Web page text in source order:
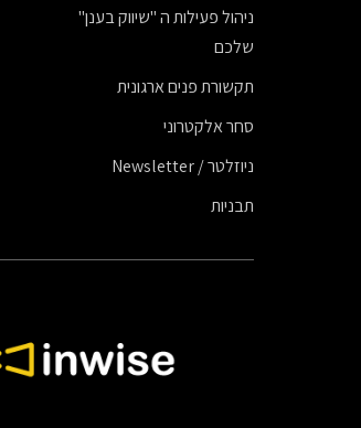
ניהול פעילות ה "שיווק בענן"
שלכם
תקשורת פנים ארגונית
סחר אלקטרוני
ניוזלטר / Newsletter
תבניות